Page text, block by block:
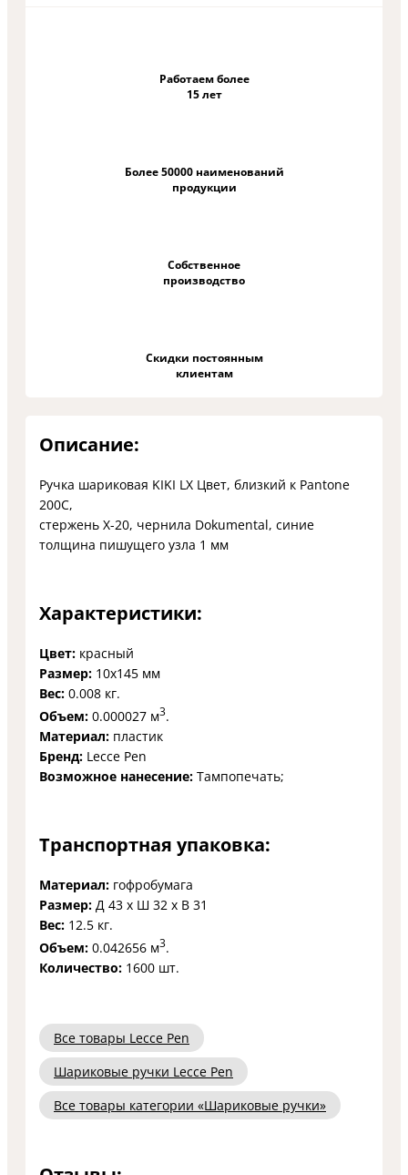
Работаем более
15 лет
Более 50000 наименований
продукции
Собственное
производство
Скидки постоянным
клиентам
Описание:
Ручка шариковая KIKI LX Цвет, близкий к Pantone
200C,
стержень Х-20, чернила Dokumental, синие
толщина пишущего узла 1 мм
Характеристики:
Цвет: красный
Размер: 10х145 мм
Вес: 0.008 кг.
Объем: 0.000027 м3.
Материал: пластик
Бренд: Lecce Pen
Возможное нанесение: Тампопечать;
Транспортная упаковка:
Материал: гофробумага
Размер: Д 43 x Ш 32 x В 31
Вес: 12.5 кг.
Объем: 0.042656 м3.
Количество: 1600 шт.
Все товары Lecce Pen
Шариковые ручки Lecce Pen
Все товары категории «Шариковые ручки»